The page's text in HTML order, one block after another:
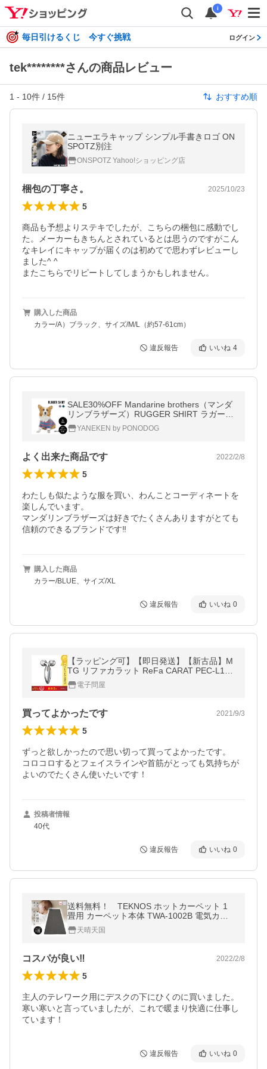
i
毎日引けるくじ 今すぐ挑戦 ログイン
tek********さんの商品レビュー
1 - 10件 / 15件 おすすめ順
ニューエラキャップ シンプル手書きロゴ ON
SPOTZ別注
ONSPOTZ Yahoo!ショッピング店
梱包の丁寧さ。 2025/10/23
5
商品も予想よりステキでしたが、こちらの梱包に感動でし
た。メーカーもきちんとされているとは思うのですがこん
なキレイにキャップが届くのは初めてで思わずレビューし
ました^ ^
またこちらでリピートしてしまうかもしれません。
購入した商品
カラー/A）ブラック、サイズ/M/L（約57-61cm）
違反報告 いいね 4
SALE30%OFF Mandarine brothers（マンダ
リンブラザーズ）RUGGER SHIRT ラガーシ
ャツ XL ,XXLサイズ ゆうパケット対応
YANEKEN by PONODOG
よく出来た商品です 2022/2/8
5
わたしも似たような服を買い、わんことコーディネートを
楽しんでいます。
マンダリンブラザーズは好きでたくさんありますがとても
信頼のできるブランドです‼︎
購入した商品
カラー/BLUE、サイズ/XL
違反報告 いいね 0
【ラッピング可】【即日発送】【新古品】M
TG リファカラット ReFa CARAT PEC-L170
6 プラチナ電子ローラー 日本正規品
電子問屋
買ってよかったです 2021/9/3
5
ずっと欲しかったので思い切って買ってよかったです。
コロコロするとフェイスラインや首筋がとっても気持ちが
よいのでたくさん使いたいです！
投稿者情報
40代
違反報告 いいね 0
送料無料！ TEKNOS ホットカーペット 1
畳用 カーペット本体 TWA-1002B 電気カー
ペット ダニ退治
天晴天国
コスパが良い‼︎ 2022/2/8
5
主人のテレワーク用にデスクの下にひくのに買いました。
寒い寒いと言っていましたが、これで暖まり快適に仕事し
ています！
違反報告 いいね 0